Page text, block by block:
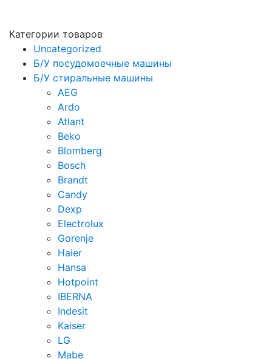
Категории товаров
Uncategorized
Б/У посудомоечные машины
Б/У стиральные машины
AEG
Ardo
Atlant
Beko
Blomberg
Bosch
Brandt
Candy
Dexp
Electrolux
Gorenje
Haier
Hansa
Hotpoint
IBERNA
Indesit
Kaiser
LG
Mabe